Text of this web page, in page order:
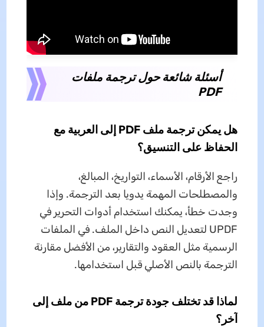
أسئلة شائعة حول ترجمة ملفات
PDF
هل يمكن ترجمة ملف PDF إلى العربية مع
الحفاظ على التنسيق؟
راجع الأرقام، الأسماء، التواريخ، المبالغ،
والمصطلحات المهمة يدويا بعد الترجمة. وإذا
وجدت خطأ، يمكنك استخدام أدوات التحرير في
UPDF لتعديل النص داخل الملف. في الملفات
الرسمية مثل العقود والتقارير، من الأفضل مقارنة
الترجمة بالنص الأصلي قبل استخدامها.
لماذا قد تختلف جودة ترجمة PDF من ملف إلى
آخر؟